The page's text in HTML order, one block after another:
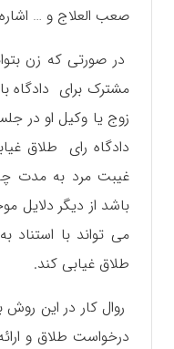
صعب العلاج و …
در صورتی که زن
مشترک برای دادگاه
زوج یا وکیل او در
دادگاه رای طلاق
غیبت مرد به مدت
باشد از دیگر
می تواند با استناد
طلاق غیابی کند.
روال کار در این
درخواست طلاق و